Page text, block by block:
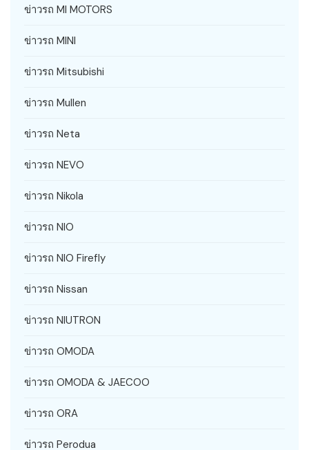
ข่าวรถ MI MOTORS
ข่าวรถ MINI
ข่าวรถ Mitsubishi
ข่าวรถ Mullen
ข่าวรถ Neta
ข่าวรถ NEVO
ข่าวรถ Nikola
ข่าวรถ NIO
ข่าวรถ NIO Firefly
ข่าวรถ Nissan
ข่าวรถ NIUTRON
ข่าวรถ OMODA
ข่าวรถ OMODA & JAECOO
ข่าวรถ ORA
ข่าวรถ Perodua